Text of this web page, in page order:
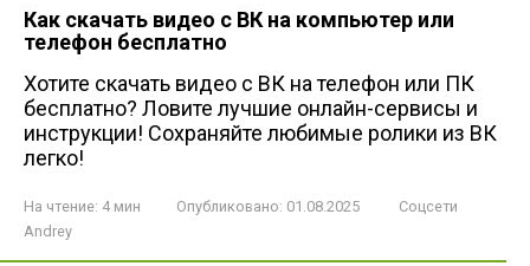
Как скачать видео с ВК на компьютер или
телефон бесплатно
Хотите скачать видео с ВК на телефон или ПК
бесплатно? Ловите лучшие онлайн-сервисы и
инструкции! Сохраняйте любимые ролики из ВК
легко!
На чтение: 4 мин Опубликовано: 01.08.2025
Соцсети
Andrey